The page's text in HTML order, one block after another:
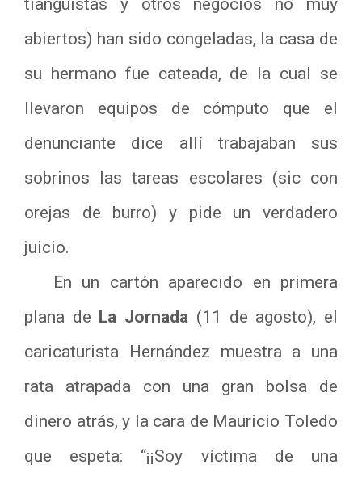
tianguistas y otros negocios no muy
abiertos) han sido congeladas, la casa de
su hermano fue cateada, de la cual se
llevaron equipos de cómputo que el
denunciante dice allí trabajaban sus
sobrinos las tareas escolares (sic con
orejas de burro) y pide un verdadero
juicio.
En un cartón aparecido en primera
plana de La Jornada (11 de agosto), el
caricaturista Hernández muestra a una
rata atrapada con una gran bolsa de
dinero atrás, y la cara de Mauricio Toledo
que espeta: “¡¡Soy víctima de una